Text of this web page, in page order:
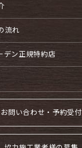
流れ
デン正規特約店
お問い合わせ・予約受付